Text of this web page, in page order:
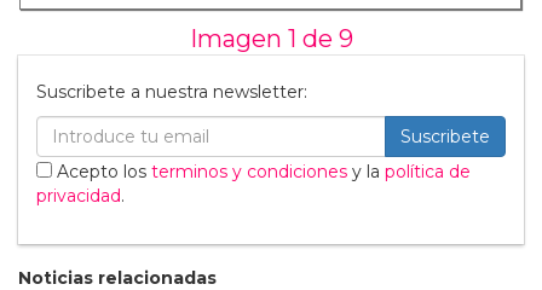
Imagen 1 de 9
Suscribete a nuestra newsletter:
Suscribete
Acepto los terminos y condiciones y la política de
privacidad.
Noticias relacionadas